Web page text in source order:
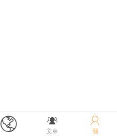
 
文章

我